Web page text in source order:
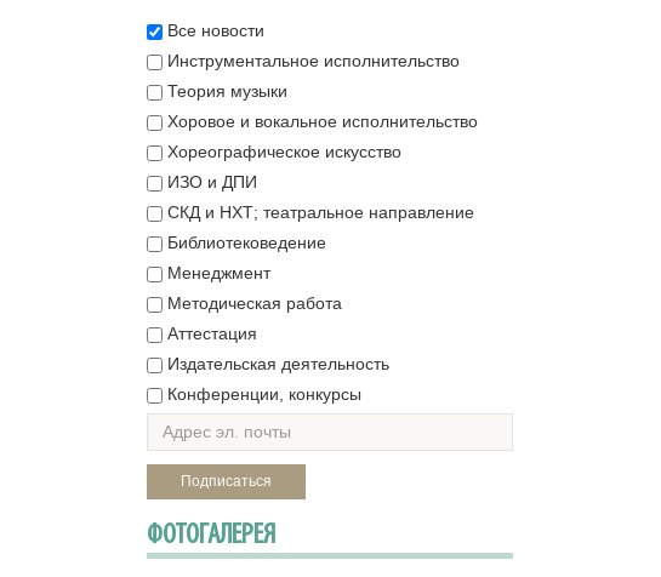
Все новости
Инструментальное исполнительство
Теория музыки
Хоровое и вокальное исполнительство
Хореографическое искусство
ИЗО и ДПИ
СКД и НХТ; театральное направление
Библиотековедение
Менеджмент
Методическая работа
Аттестация
Издательская деятельность
Конференции, конкурсы
ФОТОГАЛЕРЕЯ